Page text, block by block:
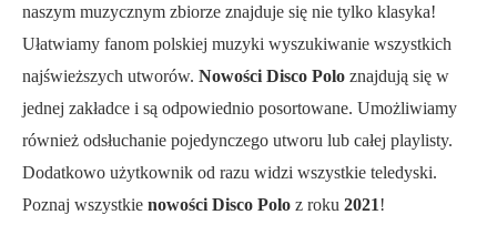
naszym muzycznym zbiorze znajduje się nie tylko klasyka!
Ułatwiamy fanom polskiej muzyki wyszukiwanie wszystkich
najświeższych utworów. Nowości Disco Polo znajdują się w
jednej zakładce i są odpowiednio posortowane. Umożliwiamy
również odsłuchanie pojedynczego utworu lub całej playlisty.
Dodatkowo użytkownik od razu widzi wszystkie teledyski.
Poznaj wszystkie nowości Disco Polo z roku 2021!